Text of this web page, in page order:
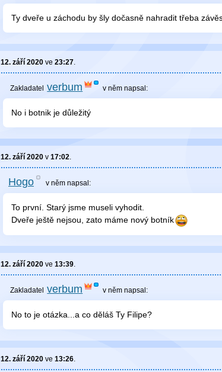
Ty dveře u záchodu by šly dočasně nahradit třeba
12. září 2020 ve 23:27.
verbum v něm napsal:
No i botnik je důležitý
12. září 2020 v 17:02.
Hogo v němnapsal:
To první. Starý jsme museli vyhodit.
Dveře ještě nejsou, zato máme nový botník
12. září 2020 ve 13:39.
verbum v něm napsal:
No to je otázka...a co děláš Ty Filipe?
12. září 2020 ve 13:26.